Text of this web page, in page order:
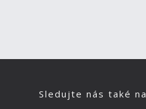
Sledujte nás také na